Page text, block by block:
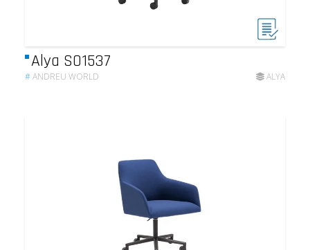
Alya SO1537
#ANDREU WORLD ALYA